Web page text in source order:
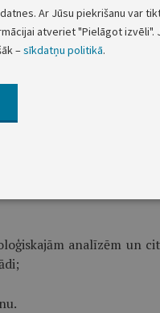
ministrijas
(dreifējošos) zvejas
par zivju
Vides piesārņošanas
analīzēm un
Ar Jūsu piekrišanu var
atveriet "Pielāgot izvēli".
–sīkdatņu politikā.